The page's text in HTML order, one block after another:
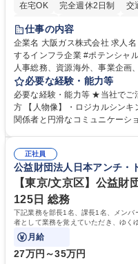
在宅OK
完全週休2日制 交
服装自由
第二新卒歓迎
仕事の内容
企業名 大阪ガス株式会社 求人名 【第二新卒】事務系総合職 #関西を代表
するインフラ企業 #ポテンシャル採用 仕事の内容 事務系総合
人事総務、資源海外、事業企画
す。 【業務内容の一例】■所属
務 ■営業部門の企画スタッフ、ルート営業 【キャリア
ポジションで一定期間ご活躍頂
鑑みてジョブローテーションを
表するインフラ企業 #ポテンシャ
必要な経験・能力等
必要な経験・能力等 ★当社でご
方 【人物像】・ロジカルシン
関係者と円滑なコミュニケーションを図れる
72.html ■エネルギーセキュリテ
甚大化など、これまで以上に社
「未来の日常」の創造に向けて
す。 学歴・資格 学歴：大学院
正社員
公益財団法人日本アンチ・
【東京/文京区】公益財
125日 総務
下記業務を部長1名、課長1名、メン
者として業務を覚えていただき、ゆく
躍いただくことを期待しています。
月給
27万円～35万円